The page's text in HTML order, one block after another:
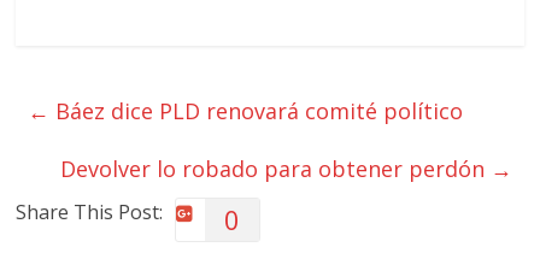
← Báez dice PLD renovará comité político
Devolver lo robado para obtener perdón →
Share This Post: 0